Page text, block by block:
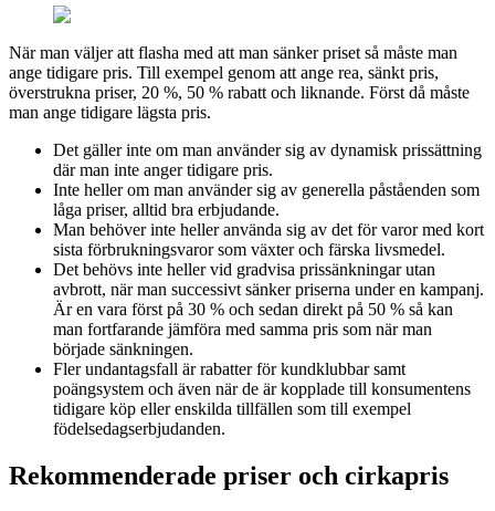
När man väljer att flasha med att man sänker priset så måste man
ange tidigare pris. Till exempel genom att ange rea, sänkt pris,
överstrukna priser, 20 %, 50 % rabatt och liknande. Först då måste
man ange tidigare lägsta pris.
Det gäller inte om man använder sig av dynamisk prissättning
där man inte anger tidigare pris.
Inte heller om man använder sig av generella påståenden som
låga priser, alltid bra erbjudande.
Man behöver inte heller använda sig av det för varor med kort
sista förbrukningsvaror som växter och färska livsmedel.
Det behövs inte heller vid gradvisa prissänkningar utan
avbrott, när man successivt sänker priserna under en kampanj.
Är en vara först på 30 % och sedan direkt på 50 % så kan
man fortfarande jämföra med samma pris som när man
började sänkningen.
Fler undantagsfall är rabatter för kundklubbar samt
poängsystem och även när de är kopplade till konsumentens
tidigare köp eller enskilda tillfällen som till exempel
födelsedagserbjudanden.
Rekommenderade priser och cirkapris